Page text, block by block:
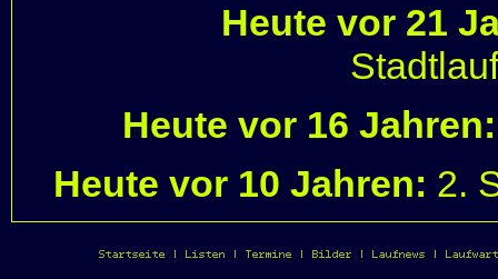
Heute vor 21
Heute vor 16 Jahren:
Heute vor 10 Jahren: 2.
Startseite Listen Termine Bilder Laufnews Laufwart